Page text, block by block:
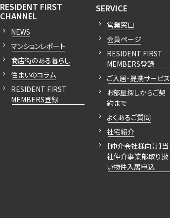
RESIDENT FIRST
CHANNEL
NEWS
マンションレポート
商店街のある暮らし
住まいのコラム
RESIDENT FIRST
MEMBERS登録
SERVICE
営業窓口
会員ページ
RESIDENT FIRST
MEMBERS登録
ご入居・提携サービス
お部屋探しからご契
約まで
よくあるご質問
社宅紹介
【仲介会社様向け】当
社仲介事業部取り扱
い物件入居申込